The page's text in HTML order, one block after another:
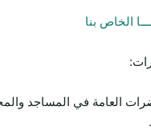
الخاص بنا
العامة في المساجد